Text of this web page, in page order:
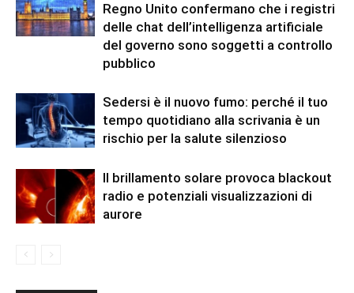
Regno Unito confermano che i registri
delle chat dell’intelligenza artificiale
del governo sono soggetti a controllo
pubblico
Sedersi è il nuovo fumo: perché il tuo
tempo quotidiano alla scrivania è un
rischio per la salute silenzioso
Il brillamento solare provoca blackout
radio e potenziali visualizzazioni di
aurore